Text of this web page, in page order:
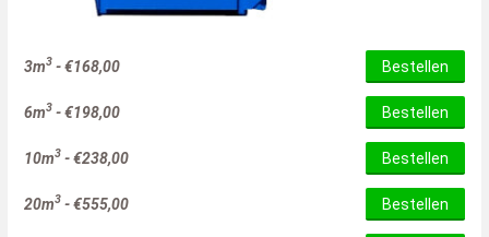
3m3 -€168,00 Bestellen
6m3 -€198,00 Bestellen
10m3 -€238,00 Bestellen
20m3 -€555,00 Bestellen